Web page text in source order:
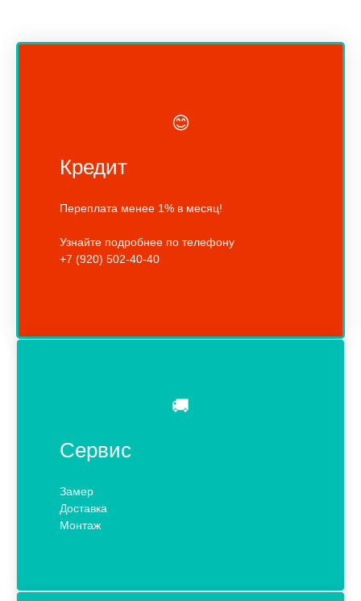
😊
Кредит
Переплата менее 1% в месяц!
Узнайте подробнее по телефону
+7 (920) 502-40-40
🚚
Сервис
Замер
Доставка
Монтаж